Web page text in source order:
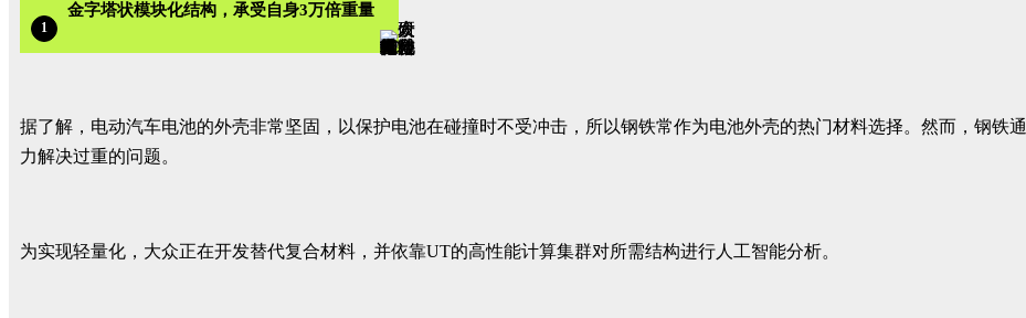
1
金字塔状模块化结构，承受自身3万倍重量
据了解，电动汽车电池的外壳非常坚固，以保护电池在碰撞时不受冲击，所以钢铁常作为电池外壳的热门材料选择。然而，钢铁
力解决过重的问题。
为实现轻量化，大众正在开发替代复合材料，并依靠UT的高性能计算集群对所需结构进行人工智能分析。